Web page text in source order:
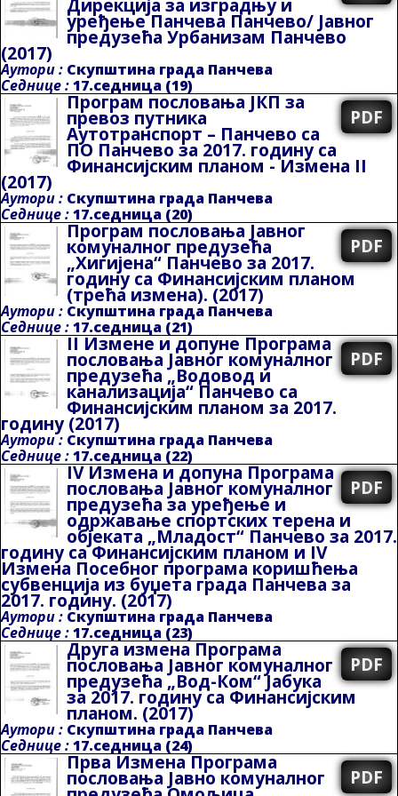
Дирекција за изградњу и
уређење Панчева Панчево/ Јавног
предузећа Урбанизам Панчево
(2017)
Аутори : Скупштина града Панчева
Седнице :17.седница (19)
PDF
Програм пословања ЈКП за
превоз путника
Аутотранспорт – Панчево са
ПО Панчево за 2017. годину са
Финансијским планом - Измена II
(2017)
Аутори : Скупштина града Панчева
Седнице :17.седница (20)
PDF
Програм пословања Јавног
комуналног предузећа
„Хигијена“ Панчево за 2017.
годину са Финансијским планом
(трећа измена). (2017)
Аутори : Скупштина града Панчева
Седнице :17.седница (21)
PDF
II Измене и допуне Програма
пословања Јавног комуналног
предузећа „Водовод и
канализација“ Панчево са
Финансијским планом за 2017.
годину (2017)
Аутори : Скупштина града Панчева
Седнице :17.седница (22)
PDF
IV Измена и допуна Програма
пословања Јавног комуналног
предузећа за уређење и
одржавање спортских терена и
објеката „Младост“ Панчево за 2017.
годину са Финансијским планом и IV
Измена Посебног програма коришћења
субвенција из буџета града Панчева за
2017. годину. (2017)
Аутори : Скупштина града Панчева
Седнице :17.седница (23)
PDF
Друга измена Програма
пословања Јавног комуналног
предузећа „Вод-Ком“ Јабука
за 2017. годину са Финансијским
планом. (2017)
Аутори : Скупштина града Панчева
Седнице :17.седница (24)
PDF
Прва Измена Програма
пословања Јавно комуналног